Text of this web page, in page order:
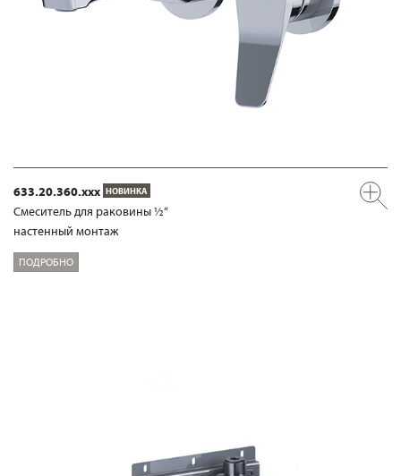
633.20.360.xxx НОВИНКА
Смеситель для раковины ½“
настенный монтаж
ПОДРОБНО